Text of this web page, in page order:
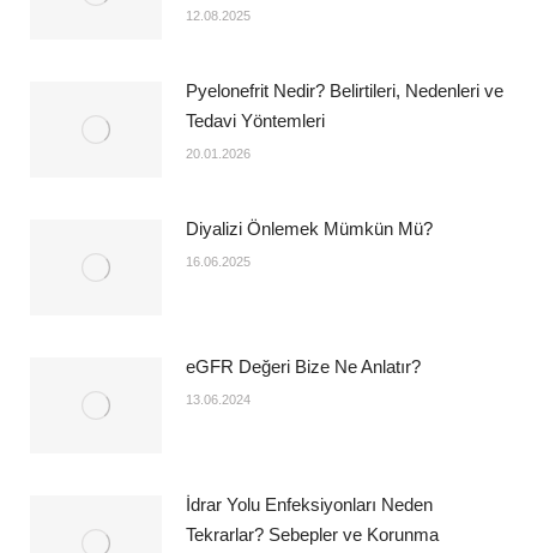
12.08.2025
Pyelonefrit Nedir? Belirtileri, Nedenleri ve
Tedavi Yöntemleri
20.01.2026
Diyalizi Önlemek Mümkün Mü?
16.06.2025
eGFR Değeri Bize Ne Anlatır?
13.06.2024
İdrar Yolu Enfeksiyonları Neden
Tekrarlar? Sebepler ve Korunma